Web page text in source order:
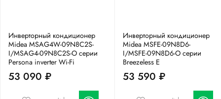
Инверторный кондиционер
Midea MSAG4W-09N8C2S-
I/MSAG4-09N8C2S-O серии
Persona inverter Wi-Fi
53 090 ₽
Инверторный кондиционер
Midea MSFE-09N8D6-
I/MSFE-09N8D6-O серии
Breezeless E
53 590 ₽